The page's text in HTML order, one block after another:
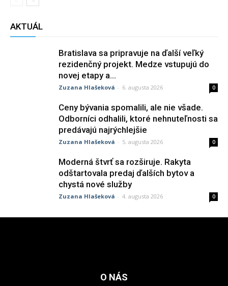
AKTUÁL
Bratislava sa pripravuje na ďalší veľký
rezidenčný projekt. Medze vstupujú do
novej etapy a...
Zuzana Hlašeková - 6. augusta 2026 0
Ceny bývania spomalili, ale nie všade.
Odborníci odhalili, ktoré nehnuteľnosti sa
predávajú najrýchlejšie
Zuzana Hlašeková - 5. augusta 2026 0
Moderná štvrť sa rozširuje. Rakyta
odštartovala predaj ďalších bytov a
chystá nové služby
Zuzana Hlašeková - 4. augusta 2026 0
O NÁS